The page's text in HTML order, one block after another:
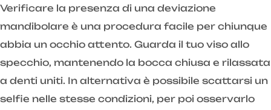
Verificare la presenza di una deviazione
mandibolare è una procedura facile per chiunque
abbia un occhio attento. Guarda il tuo viso allo
specchio, mantenendo la bocca chiusa e rilassata
a denti uniti. In alternativa è possibile scattarsi un
selfie nelle stesse condizioni, per poi osservarlo